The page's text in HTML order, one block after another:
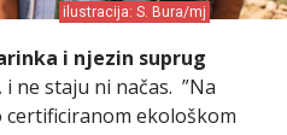
ilustracija: S. Bura/mj
i njezin suprug
ne staju ni načas. ”Na
certificiranom ekološkom